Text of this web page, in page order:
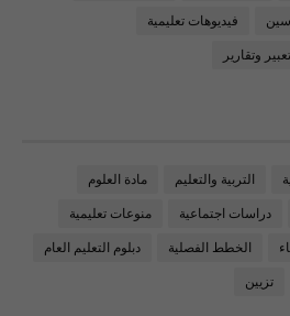
فيديوهات تعليمية
وتقارير
التربية والتعليم مادة العلوم
دراسات اجتماعية منوعات تعليمية
الخطط الفصلية دبلوم التعليم العام
تزيين